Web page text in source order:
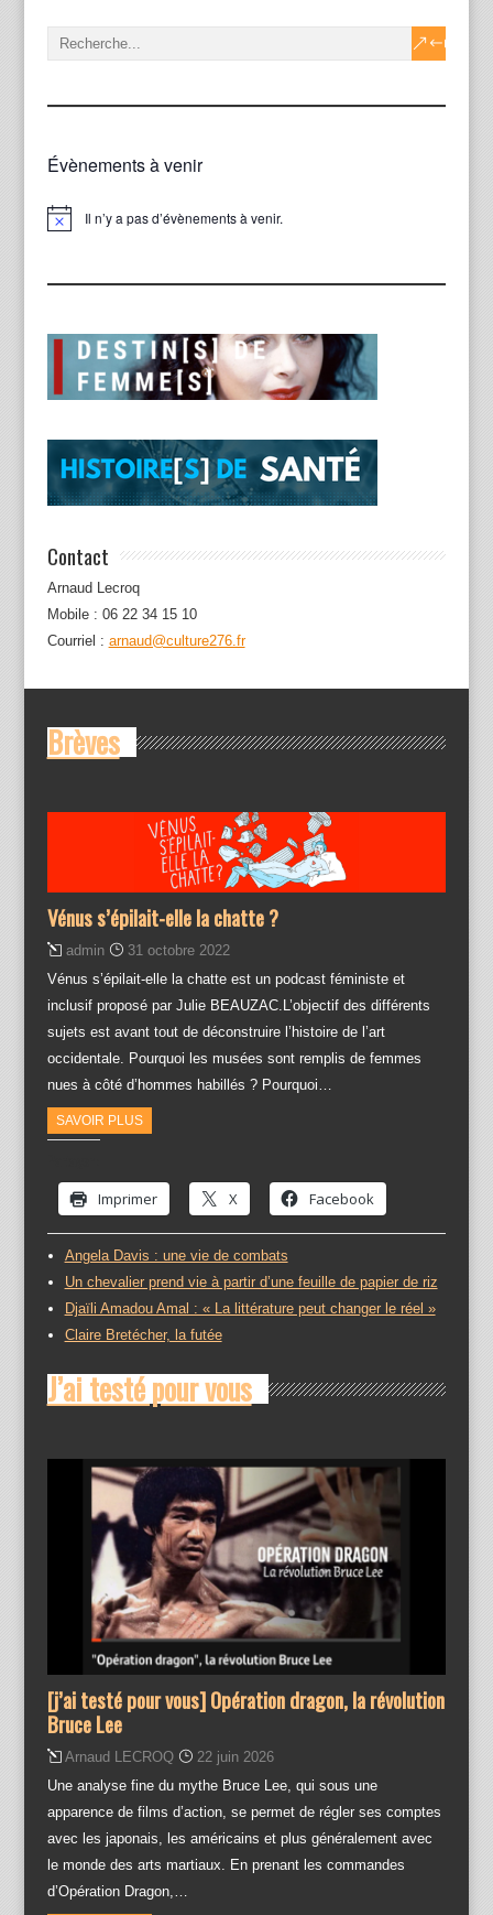
Évènements à venir
Notice Il n’y a pas d’évènements à venir.
Contact
Arnaud Lecroq
Mobile : 06 22 34 15 10
Courriel : arnaud@culture276.fr
Brèves
Vénus s’épilait-elle la chatte ?
admin
31 octobre 2022
Vénus s’épilait-elle la chatte est un podcast féministe et
inclusif proposé par Julie BEAUZAC.L’objectif des différents
sujets est avant tout de déconstruire l’histoire de l’art
occidentale. Pourquoi les musées sont remplis de femmes
nues à côté d’hommes habillés ? Pourquoi…
SAVOIR PLUS
Imprimer X Facebook
Angela Davis : une vie de combats
Un chevalier prend vie à partir d’une feuille de papier de riz
Djaïli Amadou Amal : « La littérature peut changer le réel »
Claire Bretécher, la futée
J’ai testé pour vous
[j’ai testé pour vous] Opération dragon, la révolution
Bruce Lee
Arnaud LECROQ
22 juin 2026
Une analyse fine du mythe Bruce Lee, qui sous une
apparence de films d’action, se permet de régler ses comptes
avec les japonais, les américains et plus généralement avec
le monde des arts martiaux. En prenant les commandes
d’Opération Dragon,…